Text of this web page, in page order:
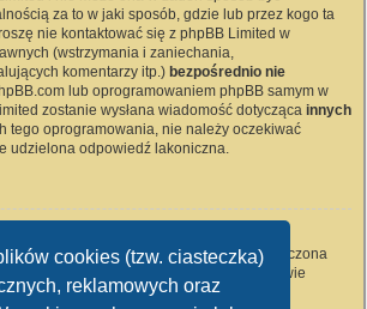
cookies (tzw. ciasteczka)
reklamowych oraz
za to w jaki sposób, gdzie lub przez kogo ta
nie kontaktować się z phpBB Limited w
(wstrzymania i zaniechania,
komentarzy itp.) bezpośrednio nie
lub oprogramowaniem phpBB samym w
zostanie wysłana wiadomość dotycząca innych
tego oprogramowania, nie należy oczekiwać
udzielona odpowiedź lakoniczna.
mogą używać – jeśli funkcja ta jest włączona
– formularza „Kontakt z nami”. Członkowie
odnośnika „Zespół administracyjny”.